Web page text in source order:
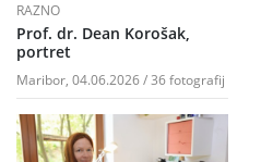
RAZNO
Prof. dr. Dean Korošak,
portret
Maribor, 04.06.2026 / 36 fotografij